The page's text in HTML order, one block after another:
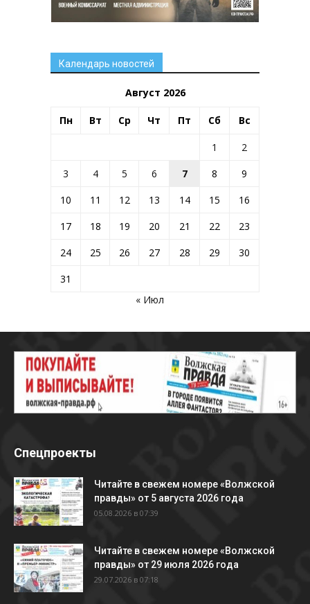
Календарь новостей
Август 2026
Пн Вт Ср Чт Пт Сб Вс
1
2
3
4 5 6 7 8
9
10
11 12 13 14 15
16
17
18 19 20 21 22
23
24
25 26 27 28 29
30
31
« Июл
Спецпроекты
Читайте в свежем номере «Волжской
правды» от 5 августа 2026 года
05.08.2026 в 07:39
Читайте в свежем номере «Волжской
правды» от 29 июля 2026 года
29.07.2026 в 07:18